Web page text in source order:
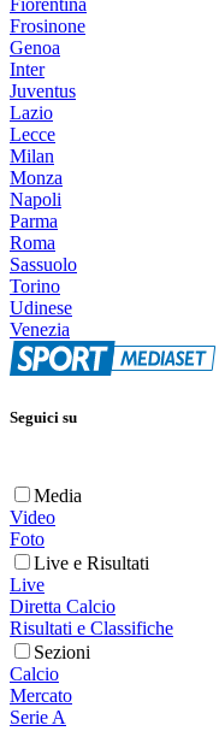
Fiorentina
Frosinone
Genoa
Inter
Juventus
Lazio
Lecce
Milan
Monza
Napoli
Parma
Roma
Sassuolo
Torino
Udinese
Venezia
Seguici su
Media
Video
Foto
Live e Risultati
Live
Diretta Calcio
Risultati e Classifiche
Sezioni
Calcio
Mercato
Serie A